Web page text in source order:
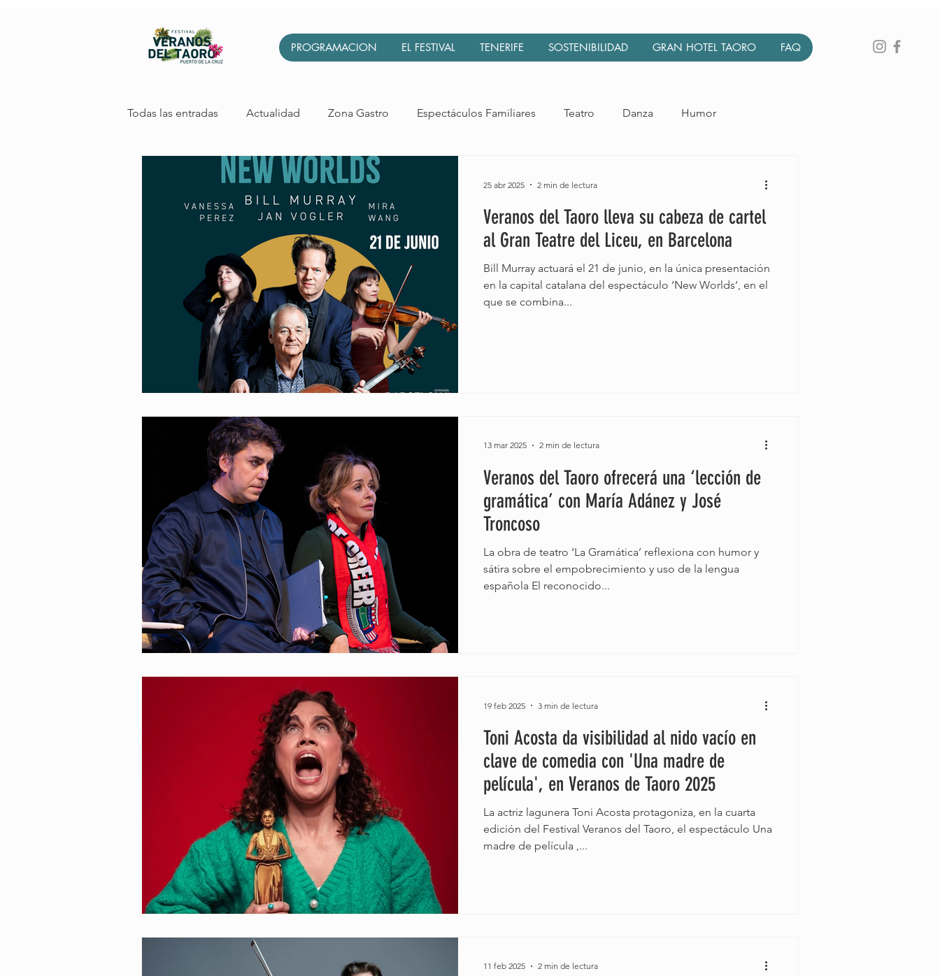
PROGRAMACION EL FESTIVAL TENERIFE SOSTENIBILIDAD GRAN HOTEL TAORO FAQ
Todas las entradas Actualidad Zona Gastro Espectáculos Familiares Teatro Danza Humor
Arboleda Iglesia Laurel de Indias
Sostenibilidad Exposición Market
Veranos del Taoro lleva su cabeza de cartel
al Gran Teatre del Liceu, en Barcelona
Bill Murray actuará el 21 de junio, en la única presentación
en la capital catalana del espectáculo ‘New Worlds’, en el
que se combina...
25 abr 2025 2 min de lectura
Veranos del Taoro ofrecerá una ‘lección de
gramática’ con María Adánez y José
Troncoso
La obra de teatro ‘La Gramática’ reflexiona con humor y
sátira sobre el empobrecimiento y uso de la lengua
española El reconocido...
13 mar 2025 2 min de lectura
Toni Acosta da visibilidad al nido vacío en
clave de comedia con 'Una madre de
película', en Veranos de Taoro 2025
La actriz lagunera Toni Acosta protagoniza, en la cuarta
edición del Festival Veranos del Taoro, el espectáculo Una
madre de película ,...
19 feb 2025 3 min de lectura
11 feb 2025 2 min de lectura